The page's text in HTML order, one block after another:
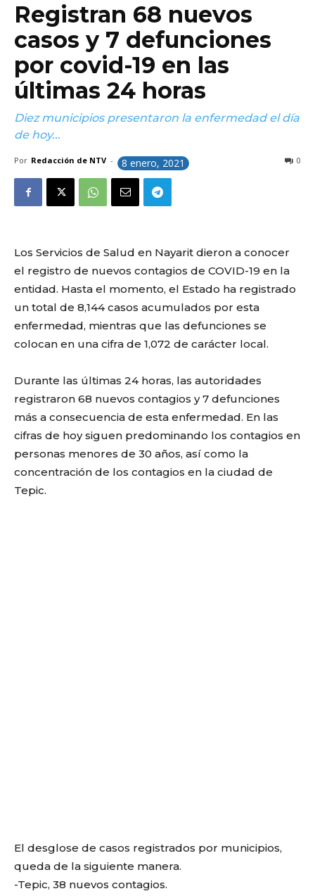
Registran 68 nuevos
casos y 7 defunciones
por covid-19 en las
últimas 24 horas
Diez municipios presentaron la enfermedad el día
de hoy...
Por Redacción de NTV - 8 enero, 2021 0
Los Servicios de Salud en Nayarit dieron a conocer
el registro de nuevos contagios de COVID-19 en la
entidad. Hasta el momento, el Estado ha registrado
un total de 8,144 casos acumulados por esta
enfermedad, mientras que las defunciones se
colocan en una cifra de 1,072 de carácter local.
Durante las últimas 24 horas, las autoridades
registraron 68 nuevos contagios y 7 defunciones
más a consecuencia de esta enfermedad. En las
cifras de hoy siguen predominando los contagios en
personas menores de 30 años, así como la
concentración de los contagios en la ciudad de
Tepic.
El desglose de casos registrados por municipios,
queda de la siguiente manera.
-Tepic, 38 nuevos contagios.